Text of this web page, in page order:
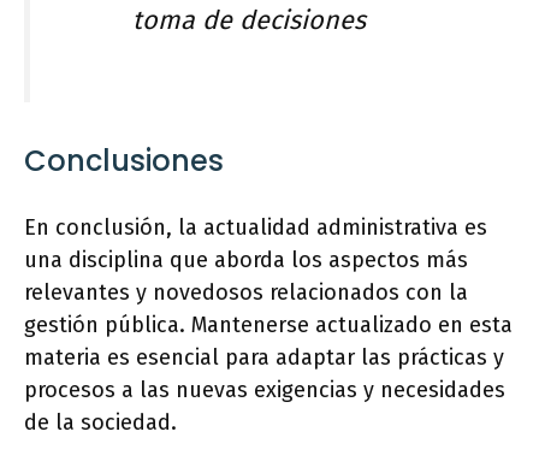
toma de decisiones
Conclusiones
En conclusión, la actualidad administrativa es
una disciplina que aborda los aspectos más
relevantes y novedosos relacionados con la
gestión pública. Mantenerse actualizado en esta
materia es esencial para adaptar las prácticas y
procesos a las nuevas exigencias y necesidades
de la sociedad.